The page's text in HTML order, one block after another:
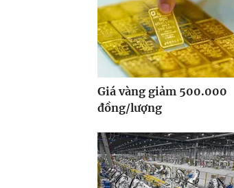
Giá vàng giảm 500.000
đồng/lượng